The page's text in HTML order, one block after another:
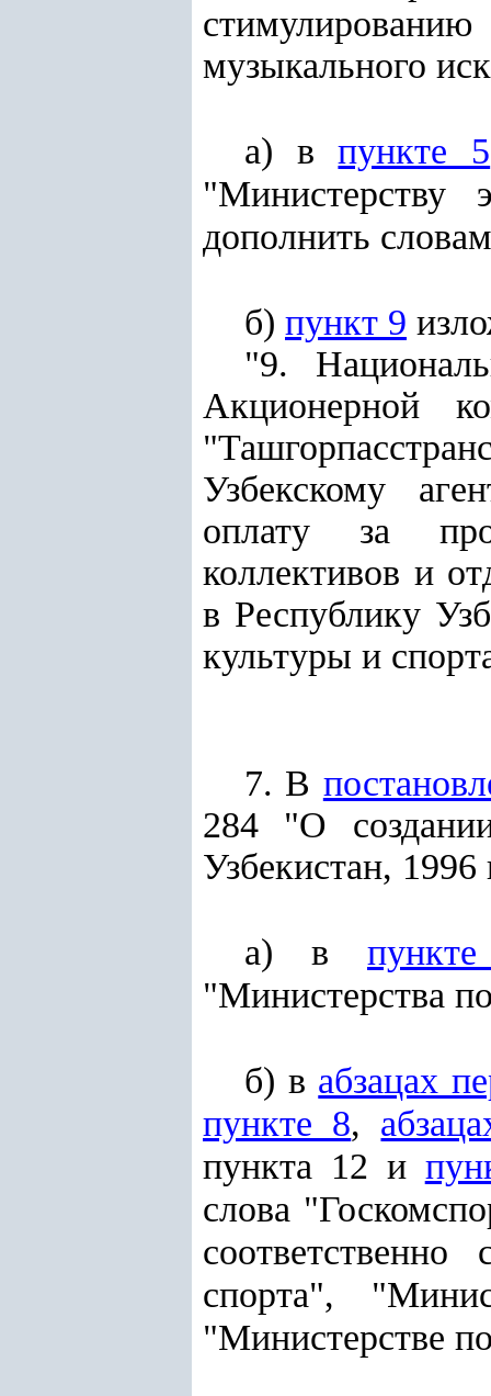
музыкального
а) впункте 5
"Министерству
дополнить
б) пункт 9
"9.
Акционерной
Узбекскому
оплату за
коллективов и
в Республику
культуры и
7. В
284 "О
Узбекистан, 1996
а) в
"Министерства
б) в абзацах
пункте 8,
пункта 12 и
слова
спорта",
"Министерстве